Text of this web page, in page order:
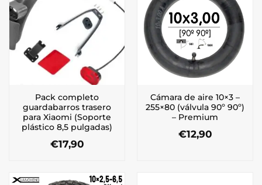
Pack completo
guardabarros trasero
para Xiaomi (Soporte
plástico 8,5 pulgadas)
€17,90
Cámara de aire 10×3 –
255×80 (válvula 90º 90º)
– Premium
€12,90